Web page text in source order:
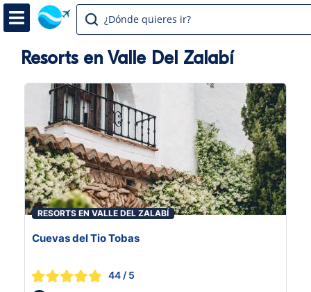
¿Dónde quieres ir?
Resorts en Valle Del Zalabí
RESORTS EN VALLE DEL ZALABÍ
Cuevas del Tio Tobas
44 / 5